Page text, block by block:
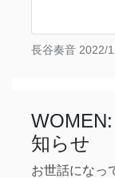
既存の読書会
村敏『時間と
長谷奏音 2022/
知らせ
お世話になっ